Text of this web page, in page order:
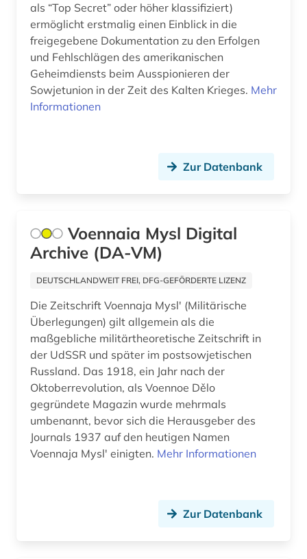
als “Top Secret” oder höher klassifiziert)
ermöglicht erstmalig einen Einblick in die
freigegebene Dokumentation zu den Erfolgen
und Fehlschlägen des amerikanischen
Geheimdiensts beim Ausspionieren der
Sowjetunion in der Zeit des Kalten Krieges. Mehr
Informationen
Zur Datenbank
Voennaia Mysl Digital
Archive (DA-VM)
DEUTSCHLANDWEIT FREI, DFG-GEFÖRDERTE LIZENZ
Die Zeitschrift Voennaja Myslʹ (Militärische
Überlegungen) gilt allgemein als die
maßgebliche militärtheoretische Zeitschrift in
der UdSSR und später im postsowjetischen
Russland. Das 1918, ein Jahr nach der
Oktoberrevolution, als Voennoe Dělo
gegründete Magazin wurde mehrmals
umbenannt, bevor sich die Herausgeber des
Journals 1937 auf den heutigen Namen
Voennaja Myslʹ einigten. Mehr Informationen
Zur Datenbank